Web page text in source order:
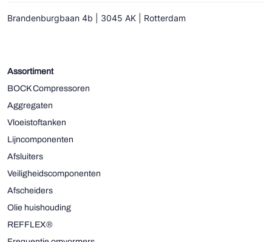
Brandenburgbaan 4b | 3045 AK | Rotterdam
Assortiment
BOCK Compressoren
Aggregaten
Vloeistoftanken
Lijncomponenten
Afsluiters
Veiligheidscomponenten
Afscheiders
Olie huishouding
REFFLEX®